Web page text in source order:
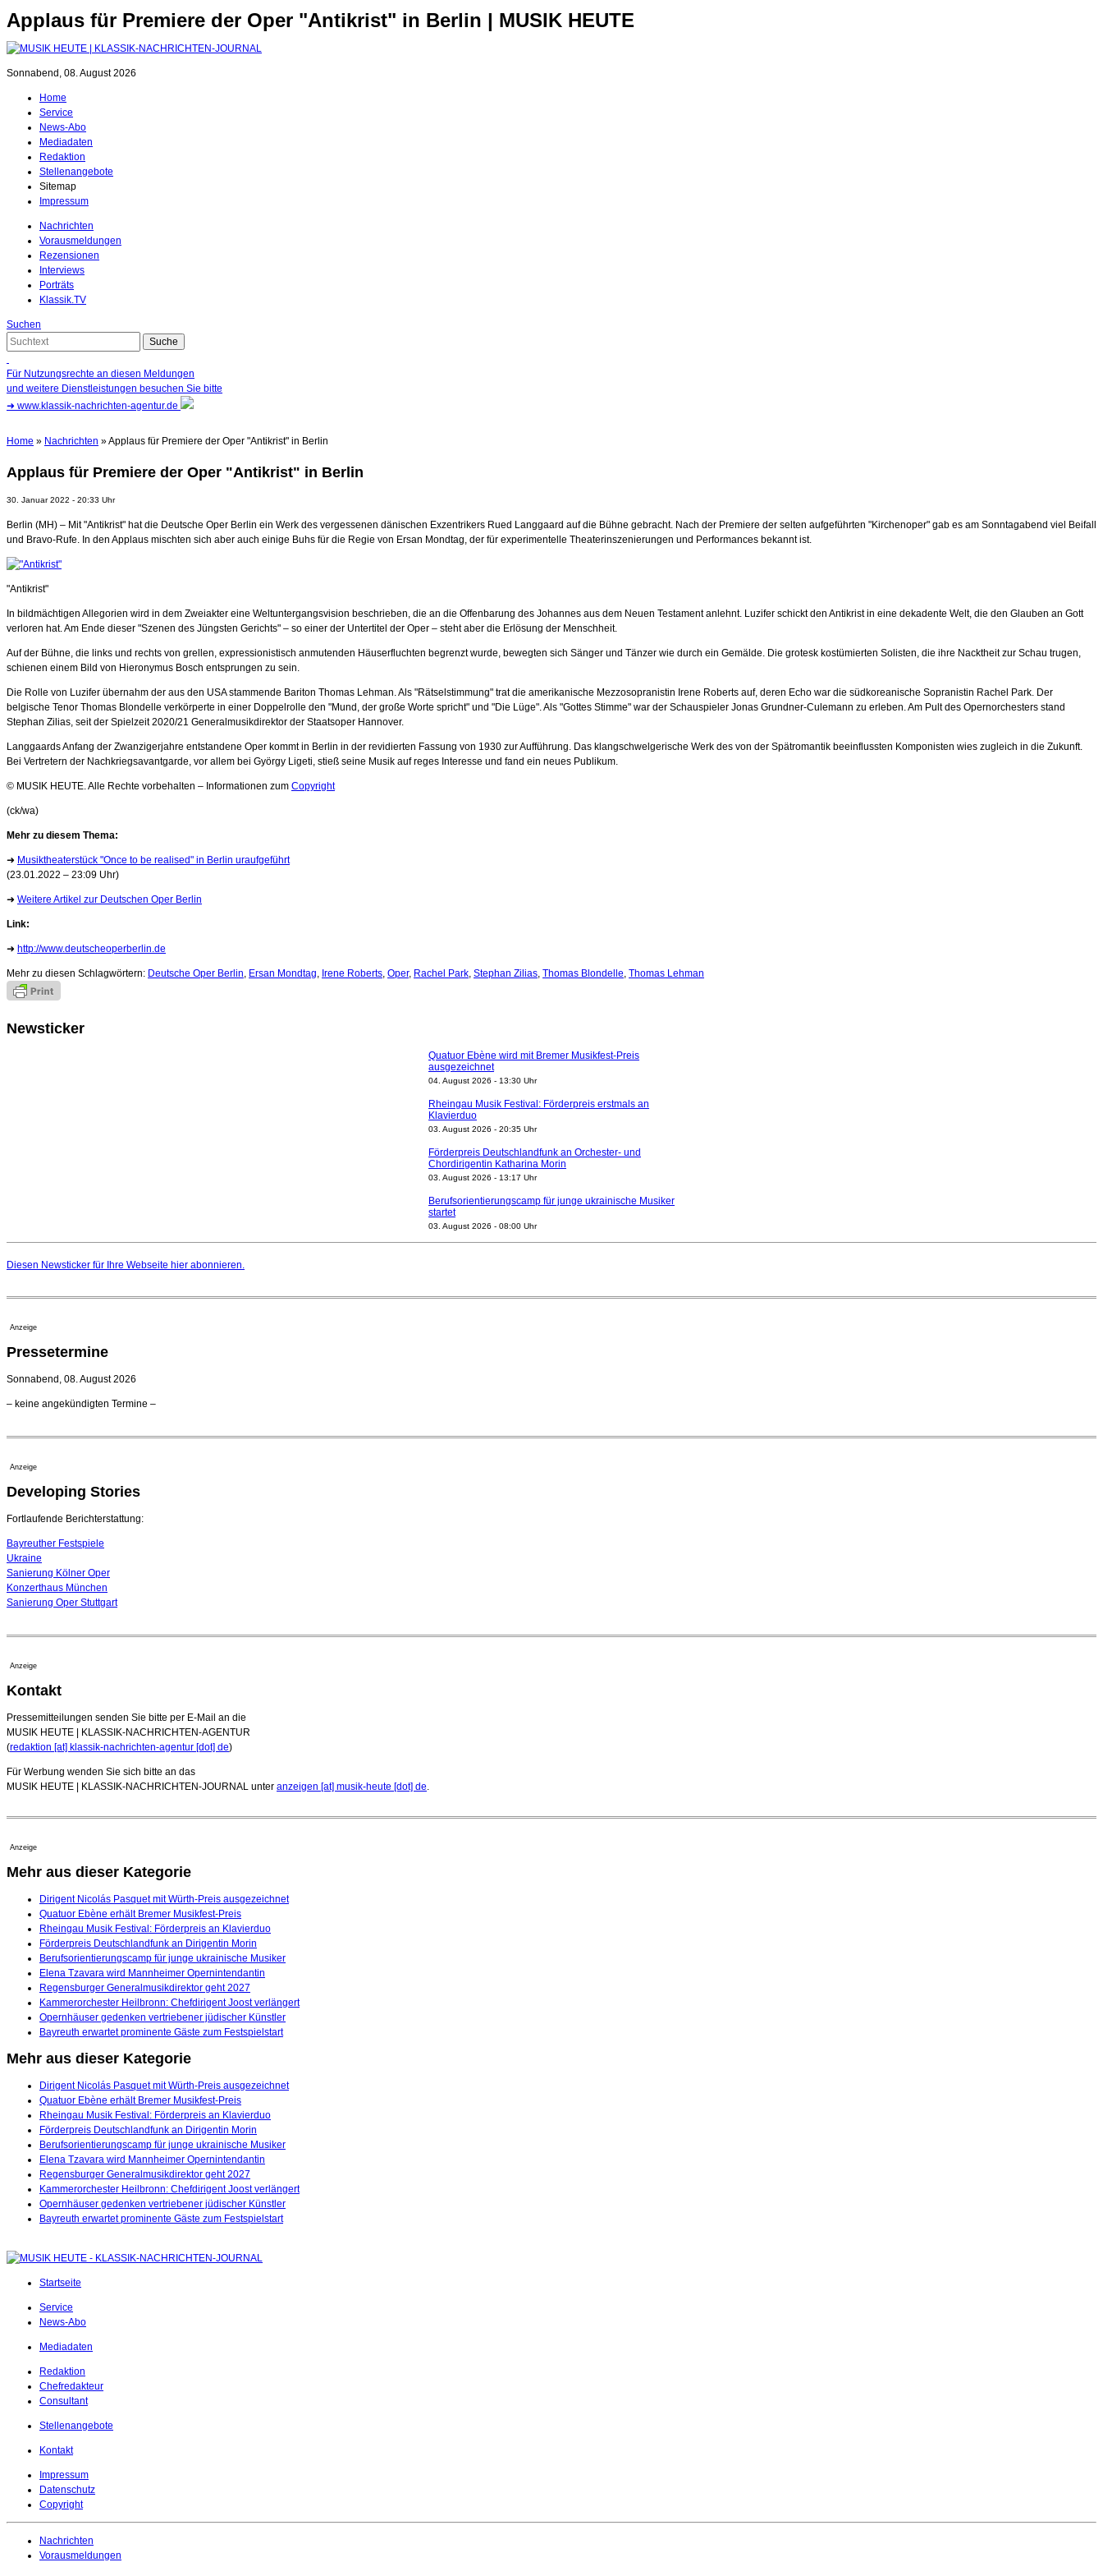
Applaus für Premiere der Oper "Antikrist" in Berlin | MUSIK HEUTE
Sonnabend, 08. August 2026
Home
Service
News-Abo
Mediadaten
Redaktion
Stellenangebote
Sitemap
Impressum
Nachrichten
Vorausmeldungen
Rezensionen
Interviews
Porträts
Klassik.TV
Suchen
Für Nutzungsrechte an diesen Meldungen
und weitere Dienstleistungen besuchen Sie bitte
➜ www.klassik-nachrichten-agentur.de
Home » Nachrichten » Applaus für Premiere der Oper "Antikrist" in Berlin
Applaus für Premiere der Oper "Antikrist" in Berlin
30. Januar 2022 - 20:33 Uhr
Berlin (MH) – Mit "Antikrist" hat die Deutsche Oper Berlin ein Werk des vergessenen dänischen Exzentrikers Rued Langgaard auf die Bühne gebracht. Nach der Premiere der selten aufgeführten "Kirchenoper" gab es am Sonntagabend viel Beifall
und Bravo-Rufe. In den Applaus mischten sich aber auch einige Buhs für die Regie von Ersan Mondtag, der für experimentelle Theaterinszenierungen und Performances bekannt ist.
"Antikrist"
In bildmächtigen Allegorien wird in dem Zweiakter eine Weltuntergangsvision beschrieben, die an die Offenbarung des Johannes aus dem Neuen Testament anlehnt. Luzifer schickt den Antikrist in eine dekadente Welt, die den Glauben an Gott
verloren hat. Am Ende dieser "Szenen des Jüngsten Gerichts" – so einer der Untertitel der Oper – steht aber die Erlösung der Menschheit.
Auf der Bühne, die links und rechts von grellen, expressionistisch anmutenden Häuserfluchten begrenzt wurde, bewegten sich Sänger und Tänzer wie durch ein Gemälde. Die grotesk kostümierten Solisten, die ihre Nacktheit zur Schau trugen,
schienen einem Bild von Hieronymus Bosch entsprungen zu sein.
Die Rolle von Luzifer übernahm der aus den USA stammende Bariton Thomas Lehman. Als "Rätselstimmung" trat die amerikanische Mezzosopranistin Irene Roberts auf, deren Echo war die südkoreanische Sopranistin Rachel Park. Der
belgische Tenor Thomas Blondelle verkörperte in einer Doppelrolle den "Mund, der große Worte spricht" und "Die Lüge". Als "Gottes Stimme" war der Schauspieler Jonas Grundner-Culemann zu erleben. Am Pult des Opernorchesters stand
Stephan Zilias, seit der Spielzeit 2020/21 Generalmusikdirektor der Staatsoper Hannover.
Langgaards Anfang der Zwanzigerjahre entstandene Oper kommt in Berlin in der revidierten Fassung von 1930 zur Aufführung. Das klangschwelgerische Werk des von der Spätromantik beeinflussten Komponisten wies zugleich in die Zukunft.
Bei Vertretern der Nachkriegsavantgarde, vor allem bei György Ligeti, stieß seine Musik auf reges Interesse und fand ein neues Publikum.
© MUSIK HEUTE. Alle Rechte vorbehalten – Informationen zum Copyright
(ck/wa)
Mehr zu diesem Thema:
➜ Musiktheaterstück "Once to be realised" in Berlin uraufgeführt
(23.01.2022 – 23:09 Uhr)
➜ Weitere Artikel zur Deutschen Oper Berlin
Link:
➜ http://www.deutscheoperberlin.de
Mehr zu diesen Schlagwörtern: Deutsche Oper Berlin, Ersan Mondtag, Irene Roberts, Oper, Rachel Park, Stephan Zilias, Thomas Blondelle, Thomas Lehman
Newsticker
Quatuor Ebène wird mit Bremer Musikfest-Preis
ausgezeichnet
04. August 2026 - 13:30 Uhr
Rheingau Musik Festival: Förderpreis erstmals an
Klavierduo
03. August 2026 - 20:35 Uhr
Förderpreis Deutschlandfunk an Orchester- und
Chordirigentin Katharina Morin
03. August 2026 - 13:17 Uhr
Berufsorientierungscamp für junge ukrainische Musiker
startet
03. August 2026 - 08:00 Uhr
Regensburger Generalmusikdirektor Stefan Veselka
Diesen Newsticker für Ihre Webseite hier abonnieren.
Anzeige
Pressetermine
Sonnabend, 08. August 2026
– keine angekündigten Termine –
Anzeige
Developing Stories
Fortlaufende Berichterstattung:
Bayreuther Festspiele
Ukraine
Sanierung Kölner Oper
Konzerthaus München
Sanierung Oper Stuttgart
Anzeige
Kontakt
Pressemitteilungen senden Sie bitte per E-Mail an die
MUSIK HEUTE | KLASSIK-NACHRICHTEN-AGENTUR
(redaktion [at] klassik-nachrichten-agentur [dot] de)
Für Werbung wenden Sie sich bitte an das
MUSIK HEUTE | KLASSIK-NACHRICHTEN-JOURNAL unter anzeigen [at] musik-heute [dot] de
Anzeige
Mehr aus dieser Kategorie
Dirigent Nicolás Pasquet mit Würth-Preis ausgezeichnet
Quatuor Ebène erhält Bremer Musikfest-Preis
Rheingau Musik Festival: Förderpreis an Klavierduo
Förderpreis Deutschlandfunk an Dirigentin Morin
Berufsorientierungscamp für junge ukrainische Musiker
Elena Tzavara wird Mannheimer Opernintendantin
Regensburger Generalmusikdirektor geht 2027
Kammerorchester Heilbronn: Chefdirigent Joost verlängert
Opernhäuser gedenken vertriebener jüdischer Künstler
Bayreuth erwartet prominente Gäste zum Festspielstart
Mehr aus dieser Kategorie
Dirigent Nicolás Pasquet mit Würth-Preis ausgezeichnet
Quatuor Ebène erhält Bremer Musikfest-Preis
Rheingau Musik Festival: Förderpreis an Klavierduo
Förderpreis Deutschlandfunk an Dirigentin Morin
Berufsorientierungscamp für junge ukrainische Musiker
Elena Tzavara wird Mannheimer Opernintendantin
Regensburger Generalmusikdirektor geht 2027
Kammerorchester Heilbronn: Chefdirigent Joost verlängert
Opernhäuser gedenken vertriebener jüdischer Künstler
Bayreuth erwartet prominente Gäste zum Festspielstart
Startseite
Service
News-Abo
Mediadaten
Redaktion
Chefredakteur
Consultant
Stellenangebote
Kontakt
Impressum
Datenschutz
Copyright
Nachrichten
Vorausmeldungen